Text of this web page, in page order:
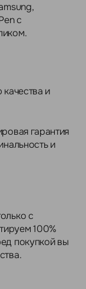
с
и
гарантия
и
с
100%
покупкой вы